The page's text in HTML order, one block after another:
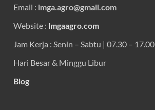
Email : lmga.agro@gmail.com
Website : lmgaagro.com
Jam Kerja : Senin – Sabtu | 07.30 – 17.00
Hari Besar & Minggu Libur
Blog